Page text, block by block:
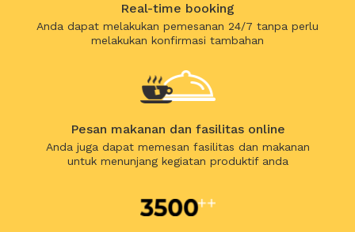
Real-time booking
Anda dapat melakukan pemesanan 24/7 tanpa perlu
melakukan konfirmasi tambahan
Pesan makanan dan fasilitas online
Anda juga dapat memesan fasilitas dan makanan
untuk menunjang kegiatan produktif anda